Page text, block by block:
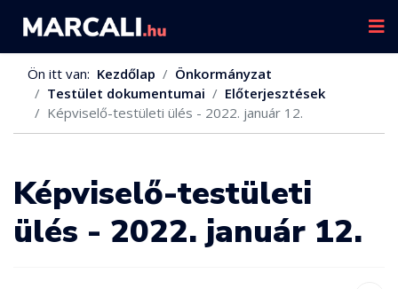
Ön itt van: Kezdőlap
Önkormányzat
Testület dokumentumai
Előterjesztések
Képviselő-testületi ülés - 2022. január 12.
Képviselő-testületi
ülés - 2022. január 12.